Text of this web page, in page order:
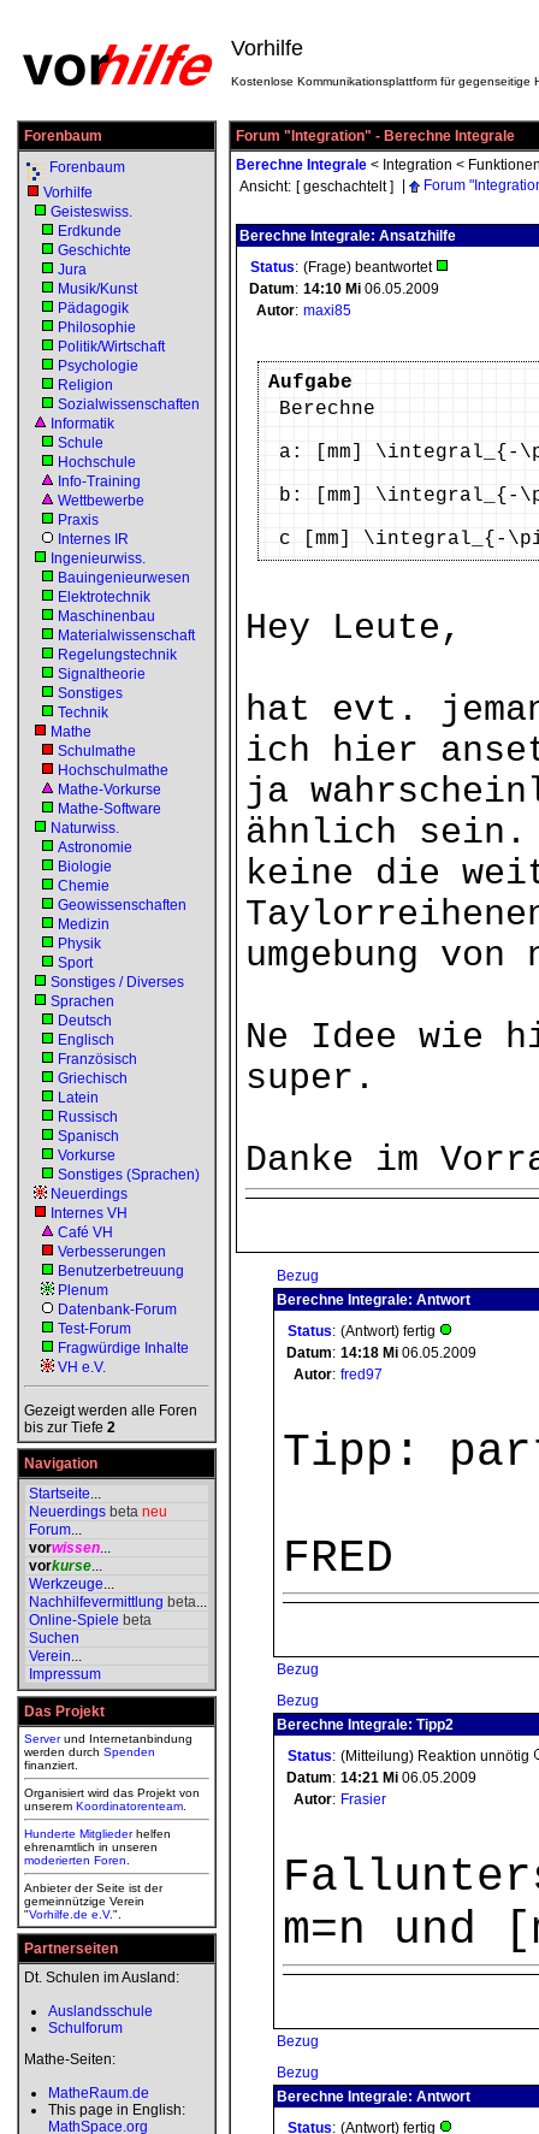
Vorhilfe
Kostenlose Kommunikationsplattform für gegenseitige
Forenbaum
Forenbaum
Vorhilfe
Geisteswiss.
Erdkunde
Geschichte
Jura
Musik/Kunst
Pädagogik
Philosophie
Politik/Wirtschaft
Psychologie
Religion
Sozialwissenschaften
Informatik
Schule
Hochschule
Info-Training
Wettbewerbe
Praxis
Internes IR
Ingenieurwiss.
Bauingenieurwesen
Elektrotechnik
Maschinenbau
Materialwissenschaft
Regelungstechnik
Signaltheorie
Sonstiges
Technik
Mathe
Schulmathe
Hochschulmathe
Mathe-Vorkurse
Mathe-Software
Naturwiss.
Astronomie
Biologie
Chemie
Geowissenschaften
Medizin
Physik
Sport
Sonstiges / Diverses
Sprachen
Deutsch
Englisch
Französisch
Griechisch
Latein
Russisch
Spanisch
Vorkurse
Sonstiges (Sprachen)
Neuerdings
Internes VH
Café VH
Verbesserungen
Benutzerbetreuung
Plenum
Datenbank-Forum
Test-Forum
Fragwürdige Inhalte
VH e.V.
Gezeigt werden alle Foren
bis zur Tiefe 2
Navigation
Startseite...
Neuerdings beta neu
Forum...
vorwissen...
vorkurse...
Werkzeuge...
Nachhilfevermittlung beta...
Online-Spiele beta
Suchen
Verein...
Impressum
Das Projekt
Serverund Internetanbindung
werden durch Spenden
finanziert.
Organisiert wird das Projekt von
unserem Koordinatorenteam
Hunderte Mitgliederhelfen
ehrenamtlich in unseren
moderierten Foren
Anbieter der Seite ist der
gemeinnützige Verein
"Vorhilfe.de e.V.".
Partnerseiten
Dt. Schulen im Ausland:
Auslandsschule
Schulforum
Mathe-Seiten:
MatheRaum.de
This page in English:
MathSpace.org
Forum "Integration" - Berechne Integrale
Berechne Integrale < Integration <
Ansicht: [ geschachtelt ] Forum
Berechne Integrale: Ansatzhilfe
Status: (Frage) beantwortet
Datum: 14:10 Mi 06.05.2009
Autor: maxi85
Aufgabe
Berechne
a: [mm] \integral_{-
b: [mm] \integral_{-
c [mm] \integral_{-
Hey Leute,
hat evt.
ich hier
ja
ähnlich
keine die
umgebung
Ne Idee wie
super.
Danke im
Bezug
Berechne Integrale: Antwort
Status: (Antwort) fertig
Datum: 14:18 Mi 06.05.2009
Autor: fred97
Tipp:
FRED
Bezug
Bezug
Berechne Integrale: Tipp2
Status: (Mitteilung) Reaktion unnötig
Datum: 14:21 Mi 06.05.2009
Autor: Frasier
m=n und
Bezug
Bezug
Berechne Integrale: Antwort
Status: (Antwort) fertig